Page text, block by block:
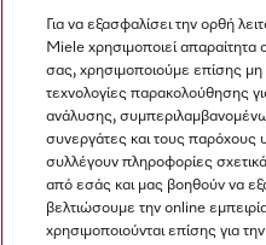
Πλυντήρια πιάτων
Για να εξασφαλίσει την ορθή
Miele χρησιμοποιεί
σας, χρησιμοποιούμε επίσης μη
τεχνολογίες παρακολούθησης
ανάλυσης,
συνεργάτες και τους παρόχους
συλλέγουν πληροφορίες
από εσάς και μας βοηθούν να
βελτιώσουμε την online
χρησιμοποιούνται επίσης για